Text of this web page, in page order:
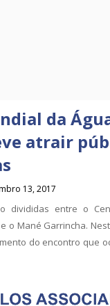
da
atrair
13, 2017
divididas entre o
o Mané Garrincha.
do encontro que